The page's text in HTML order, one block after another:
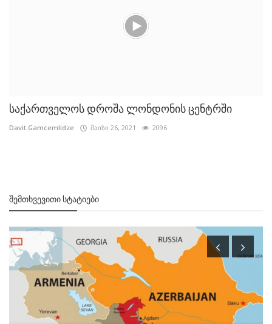
საქართველოს დროშა ლონდონის ცენტრში
Davit.Gamcemlidze მაისი 26, 2021 2096
ᲨᲔᲛᲗᲮᲕᲔᲕᲘᲗᲘ ᲡᲢᲐᲢᲘᲔᲑᲘ